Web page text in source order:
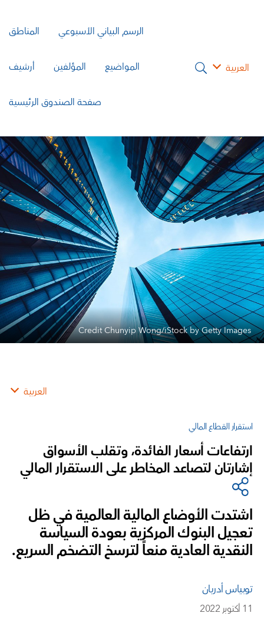
العربية
الرسم البياني الأسبوعي المناطق
المواضيع المؤلفين أرشيف
صفحة الصندوق الرئيسية
Credit Chunyip Wong/iStock by Getty Images
العربية
استقرار القطاع المالي
ارتفاعات أسعار الفائدة، وتقلب الأسواق
إشارتان لتصاعد المخاطر على الاستقرار المالي
اشتدت الأوضاع المالية العالمية في ظل
تعجيل البنوك المركزية بعودة السياسة
النقدية العادية منعاً لترسخ التضخم السريع.
توبياس أدريان
11 أكتوبر 2022